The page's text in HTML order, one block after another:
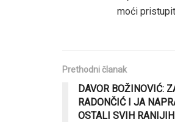
moći
Prethodni članak
DAVOR BOŽINOVIĆ:
RADONČIĆ I JA
OSTALI SVIH